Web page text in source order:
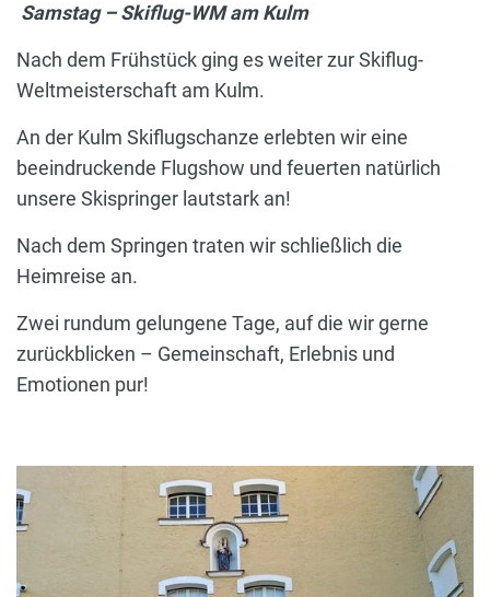
Samstag – Skiflug-WM am Kulm
Nach dem Frühstück ging es weiter zur Skiflug-
Weltmeisterschaft am Kulm.
An der Kulm Skiflugschanze erlebten wir eine
beeindruckende Flugshow und feuerten natürlich
unsere Skispringer lautstark an!
Nach dem Springen traten wir schließlich die
Heimreise an.
Zwei rundum gelungene Tage, auf die wir gerne
zurückblicken – Gemeinschaft, Erlebnis und
Emotionen pur!